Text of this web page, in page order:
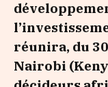
réunira, du
Nairobi